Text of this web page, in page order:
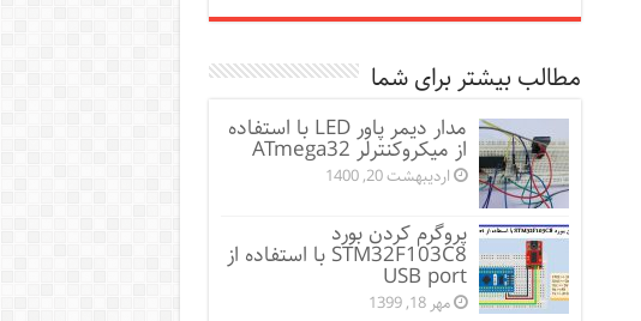
مطالب بیشتر برای شما
مدار دیمر پاور LED با استفاده
از میکروکنترلر ATmega32
اردیبهشت 20, 1400
پروگرم کردن بورد
STM32F103C8 با استفاده از
USB port
مهر 18, 1399